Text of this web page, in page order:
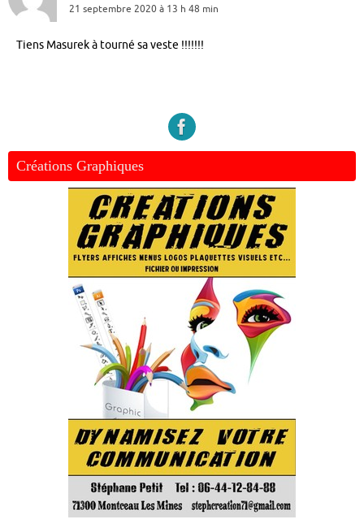
21 septembre 2020 à 13 h 48 min
Tiens Masurek à tourné sa veste !!!!!!!
Créations Graphiques